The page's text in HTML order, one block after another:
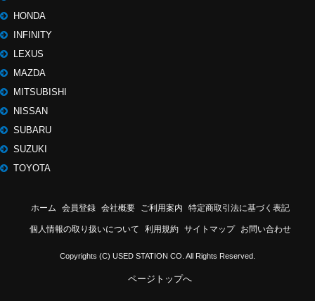
HONDA
INFINITY
LEXUS
MAZDA
MITSUBISHI
NISSAN
SUBARU
SUZUKI
TOYOTA
ホーム 会員登録 会社概要 ご利用案内 特定商取引法に基づく表記
個人情報の取り扱いについて 利用規約 サイトマップ お問い合わせ
Copyrights (C) USED STATION CO. All Rights Reserved.
ページトップへ